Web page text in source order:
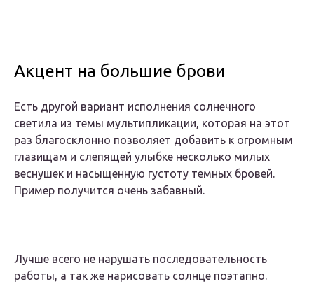
Акцент на большие брови
Есть другой вариант исполнения солнечного
светила из темы мультипликации, которая на этот
раз благосклонно позволяет добавить к огромным
глазищам и слепящей улыбке несколько милых
веснушек и насыщенную густоту темных бровей.
Пример получится очень забавный.
Лучше всего не нарушать последовательность
работы, а так же нарисовать солнце поэтапно.